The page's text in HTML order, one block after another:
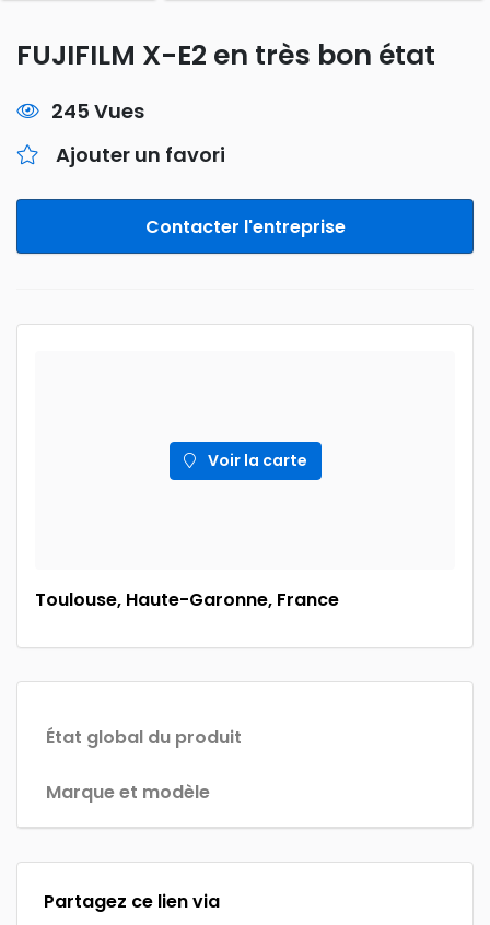
FUJIFILM X-E2 en très bon état
245 Vues
Ajouter un favori
Contacter l'entreprise
Voir la carte
Toulouse, Haute-Garonne, France
État global du produit
Marque et modèle
Partagez ce lien via